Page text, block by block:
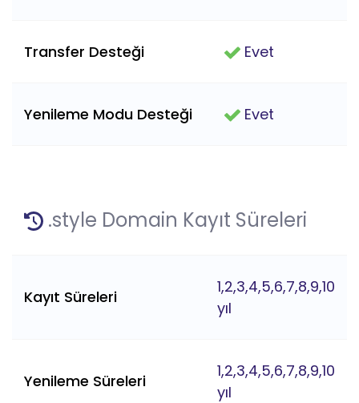
Transfer Desteği Evet
Yenileme Modu Desteği Evet
.style Domain Kayıt Süreleri
Kayıt Süreleri
1,2,3,4,5,6,7,8,9,10
yıl
Yenileme Süreleri
1,2,3,4,5,6,7,8,9,10
yıl